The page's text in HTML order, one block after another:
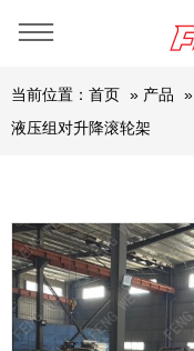
当前位置： 首页 » 产品 »
液压组对升降滚轮架